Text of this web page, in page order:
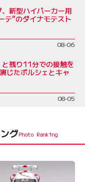
新型ハイパーカー用
テ”のダイナモテスト
08-06
と残り11分での接触を
じたポルシェとキャ
08-05
グ